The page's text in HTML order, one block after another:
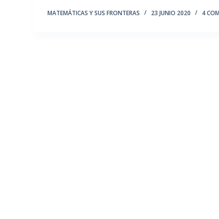
MATEMÁTICAS Y SUS FRONTERAS 23 JUNIO 2020 4